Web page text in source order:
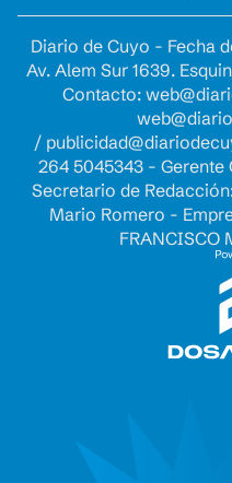
Diario de Cuyo - Fecha
Av. Alem Sur 1639.
Contacto:
/
264 5045343 - Gerente
Secretario de
Mario Romero -
FRANCISCO